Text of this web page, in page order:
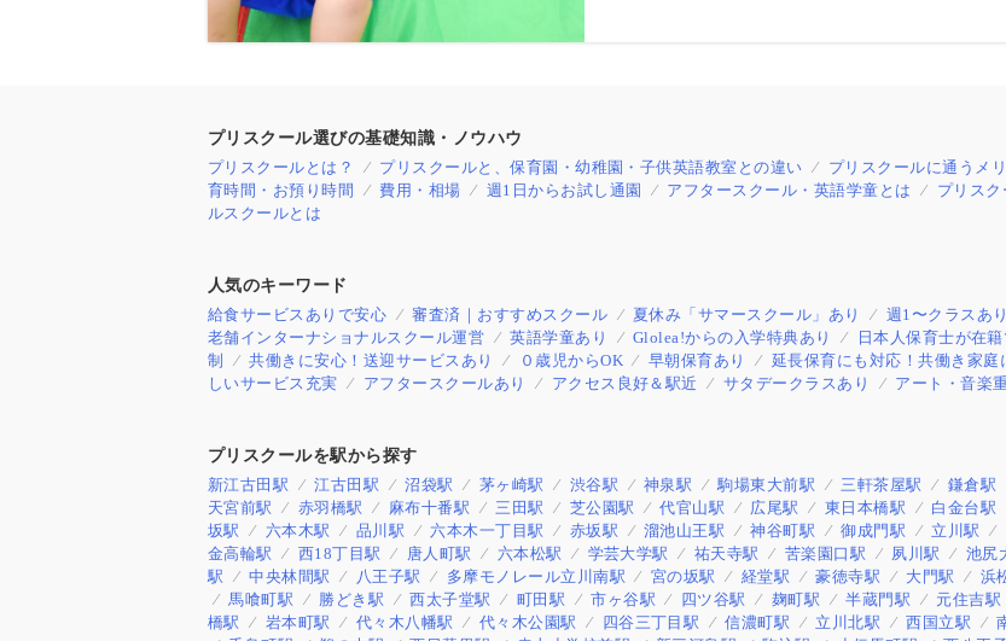
プリスクール選びの基礎知識・ノウハウ
プリスクールとは？
プリスクールと、保育園・幼稚園・子供英語教室との違い プリスクールに通うメ
育時間・お預り時間
費用・相場 週1日からお試し通園 アフタースクール・英語学童とは プリス
ルスクールとは
人気のキーワード
給食サービスありで安心
審査済｜おすすめスクール 夏休み「サマースクール」あり 週1〜クラスあり
老舗インターナショナルスクール運営
英語学童あり Glolea!からの入学特典あり 日本人保育士が在
制
共働きに安心！送迎サービスあり ０歳児からOK 早朝保育あり 延長保育にも対応！共働き家庭
しいサービス充実
アフタースクールあり アクセス良好＆駅近 サタデークラスあり アート・音楽
プリスクールを駅から探す
新江古田駅
江古田駅 沼袋駅 茅ヶ崎駅 渋谷駅 神泉駅 駒場東大前駅 三軒茶屋駅 鎌倉駅
天宮前駅
赤羽橋駅 麻布十番駅 三田駅 芝公園駅 代官山駅 広尾駅 東日本橋駅 白金台駅
坂駅
六本木駅 品川駅 六本木一丁目駅 赤坂駅 溜池山王駅 神谷町駅 御成門駅 立川駅
金高輪駅
西18丁目駅 唐人町駅 六本松駅 学芸大学駅 祐天寺駅 苦楽園口駅 夙川駅 池尻
駅
中央林間駅 八王子駅 多摩モノレール立川南駅 宮の坂駅 経堂駅 豪徳寺駅 大門駅 浜
馬喰町駅
勝どき駅 西太子堂駅 町田駅 市ヶ谷駅 四ツ谷駅 麹町駅 半蔵門駅 元住吉駅
橋駅
岩本町駅 代々木八幡駅 代々木公園駅 四谷三丁目駅 信濃町駅 立川北駅 西国立駅